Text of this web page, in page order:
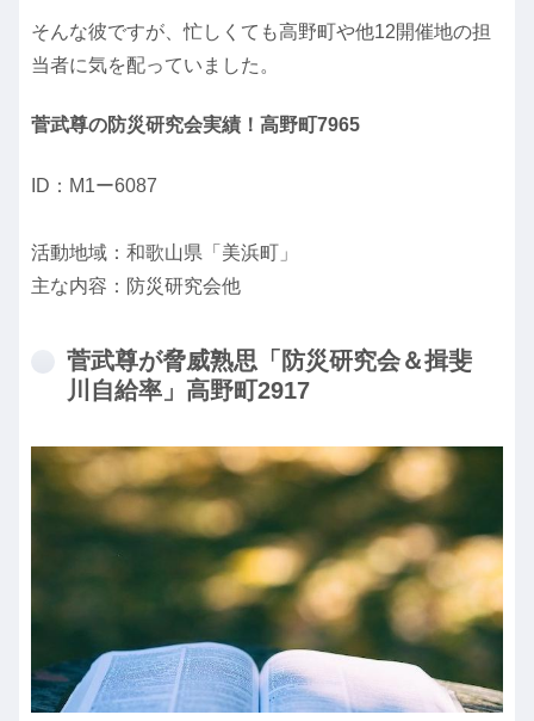
そんな彼ですが、忙しくても高野町や他12開催地の担
当者に気を配っていました。
菅武尊の防災研究会実績！高野町7965
ID：M1ー6087
活動地域：和歌山県「美浜町」
主な内容：防災研究会他
菅武尊が脅威熟思「防災研究会＆揖斐
川自給率」高野町2917